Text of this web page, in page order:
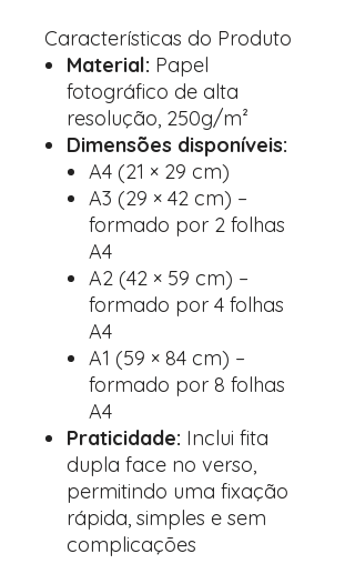
Características do Produto
Material: Papel
fotográfico de alta
resolução, 250g/m²
Dimensões disponíveis:
A4 (21 × 29 cm)
A3 (29 × 42 cm) –
formado por 2 folhas
A4
A2 (42 × 59 cm) –
formado por 4 folhas
A4
A1 (59 × 84 cm) –
formado por 8 folhas
A4
Praticidade: Inclui fita
dupla face no verso,
permitindo uma fixação
rápida, simples e sem
complicações